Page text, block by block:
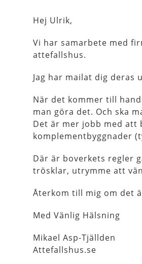
Hej Ulrik,
Vi har samarbete med
attefallshus.
Jag har mailat dig deras
När det kommer till
man göra det. Och ska
Det är mer jobb med att
komplementbyggnader
Där är boverkets regler
trösklar, utrymme att
Återkom till mig om det
Med Vänlig Hälsning
Mikael Asp-Tjällden
Attefallshus.se